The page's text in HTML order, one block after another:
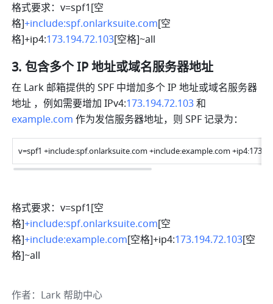
格式要求：v=spf1[空
格]+include:spf.onlarksuite.com[空
格]+ip4:173.194.72.103[空格]~all
包含多个 IP 地址或域名服务器地址
在 Lark 邮箱提供的 SPF 中增加多个 IP 地址或域名服务器
地址 ，例如需要增加 IPv4:173.194.72.103
example.com 作为发信服务器地址，则 SPF 记录为：
v=spf1 +include:spf.onlarksuite.com +include:example.com
格式要求：v=spf1[空
格]+include:spf.onlarksuite.com[空
格]+include:example.com[空格]+ip4:173.194.72.103[空
格]~all
作者： Lark 帮助中心